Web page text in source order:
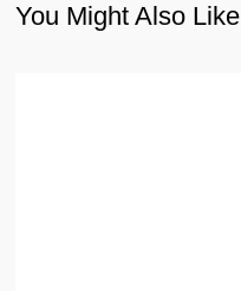
You Might Also Like